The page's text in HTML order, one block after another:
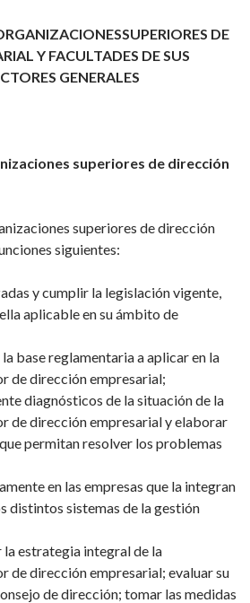
DE
Y FACULTADES DE SUS
GENERALES
superiores de dirección
superiores de dirección
siguientes:
y cumplir la legislación vigente,
aplicable en su ámbito de
base reglamentaria a aplicar en la
de dirección empresarial;
diagnósticos de la situación de la
de dirección empresarial y elaborar
permitan resolver los problemas
en las empresas que la integran
distintos sistemas de la gestión
estrategia integral de la
de dirección empresarial; evaluar su
de dirección; tomar las medidas